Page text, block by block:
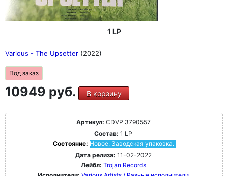
1 LP
Various - The Upsetter (2022)
Под заказ
10949 руб. В корзину
Артикул: CDVP 3790557
Состав: 1 LP
Состояние: Новое. Заводская упаковка.
Дата релиза: 11-02-2022
Лейбл: Trojan Records